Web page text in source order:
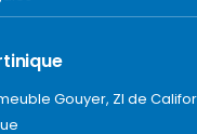
Gouyer, ZI de